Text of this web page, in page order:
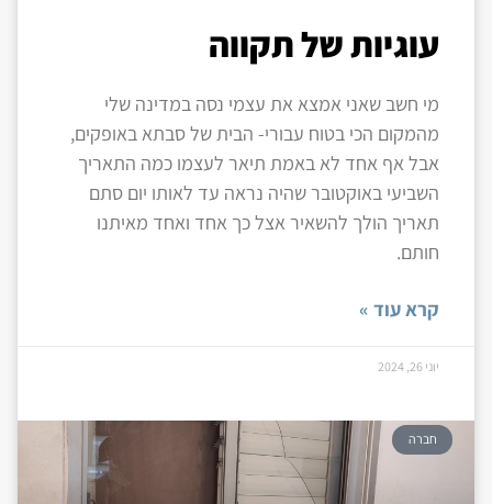
עוגיות של תקווה
מי חשב שאני אמצא את עצמי נסה במדינה שלי
מהמקום הכי בטוח עבורי- הבית של סבתא באופקים,
אבל אף אחד לא באמת תיאר לעצמו כמה התאריך
השביעי באוקטובר שהיה נראה עד לאותו יום סתם
תאריך הולך להשאיר אצל כך אחד ואחד מאיתנו
חותם.
קרא עוד »
יוני 26, 2024
חברה